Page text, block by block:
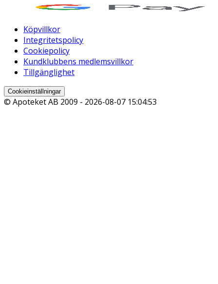
Köpvillkor
Integritetspolicy
Cookiepolicy
Kundklubbens medlemsvillkor
Tillgänglighet
Cookieinställningar
© Apoteket AB 2009 - 2026-08-07 15:04:53